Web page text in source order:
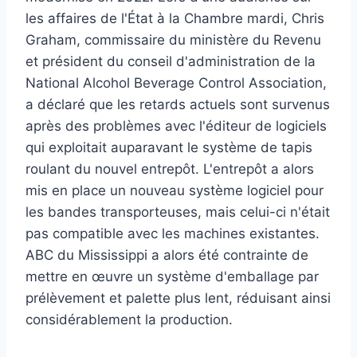
les affaires de l'État à la Chambre mardi, Chris
Graham, commissaire du ministère du Revenu
et président du conseil d'administration de la
National Alcohol Beverage Control Association,
a déclaré que les retards actuels sont survenus
après des problèmes avec l'éditeur de logiciels
qui exploitait auparavant le système de tapis
roulant du nouvel entrepôt. L'entrepôt a alors
mis en place un nouveau système logiciel pour
les bandes transporteuses, mais celui-ci n'était
pas compatible avec les machines existantes.
ABC du Mississippi a alors été contrainte de
mettre en œuvre un système d'emballage par
prélèvement et palette plus lent, réduisant ainsi
considérablement la production.